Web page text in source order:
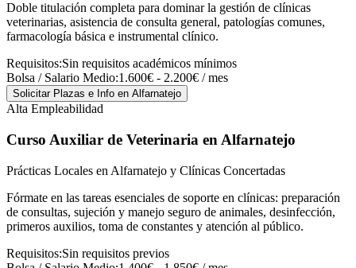
Doble titulación completa para dominar la gestión de clínicas
veterinarias, asistencia de consulta general, patologías comunes,
farmacología básica e instrumental clínico.
Requisitos:Sin requisitos académicos mínimos
Bolsa / Salario Medio:1.600€ - 2.200€ / mes
Solicitar Plazas e Info en Alfarnatejo
Alta Empleabilidad
Curso Auxiliar de Veterinaria en Alfarnatejo
Prácticas Locales en Alfarnatejo y Clínicas Concertadas
Fórmate en las tareas esenciales de soporte en clínicas: preparación
de consultas, sujeción y manejo seguro de animales, desinfección,
primeros auxilios, toma de constantes y atención al público.
Requisitos:Sin requisitos previos